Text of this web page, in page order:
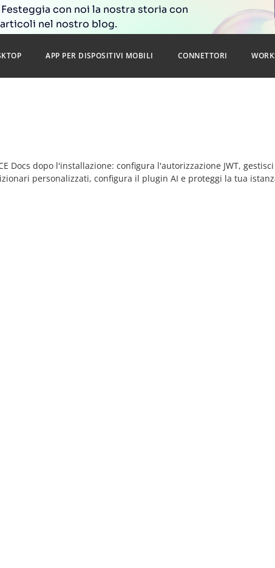
Festeggia con noi la nostra storia con
articoli nel nostro blog.
APP PER DISPOSITIVI MOBILI CONNETTORI
Docs dopo l'installazione: configura l'autorizzazione JWT,
personalizzati, configura il plugin AI e proteggi la tua